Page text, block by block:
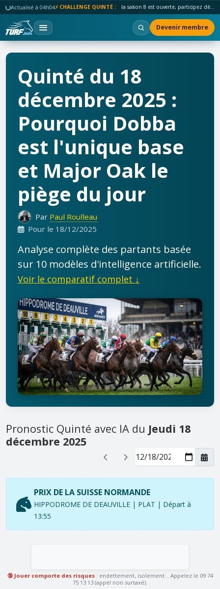
Actualisé à 04h04⚡ CHALLENGE QUINTÉ : la saison 8 est ouverte, participez dès maintenant !
Devenir membre
Quinté du 18
décembre 2025 :
Pourquoi Dobba
est l'unique base
et Major Oak le
piège du jour
Par Paul Roulleau
Pour le 18/12/2025
Analyse complète des partants basée
sur 10 modèles d'intelligence artificielle.
Voir le comparatif complet ↓
Pronostic Quinté avec IA du Jeudi 18
décembre 2025
PRIX DE LA SUISSE NORMANDE
HIPPODROME DE DEAUVILLE | PLAT | Départ à
13:55
🔞 Jouer comporte des risques: endettement, isolement... Appelez le 09 74
75 13 13 (appel non surtaxé).